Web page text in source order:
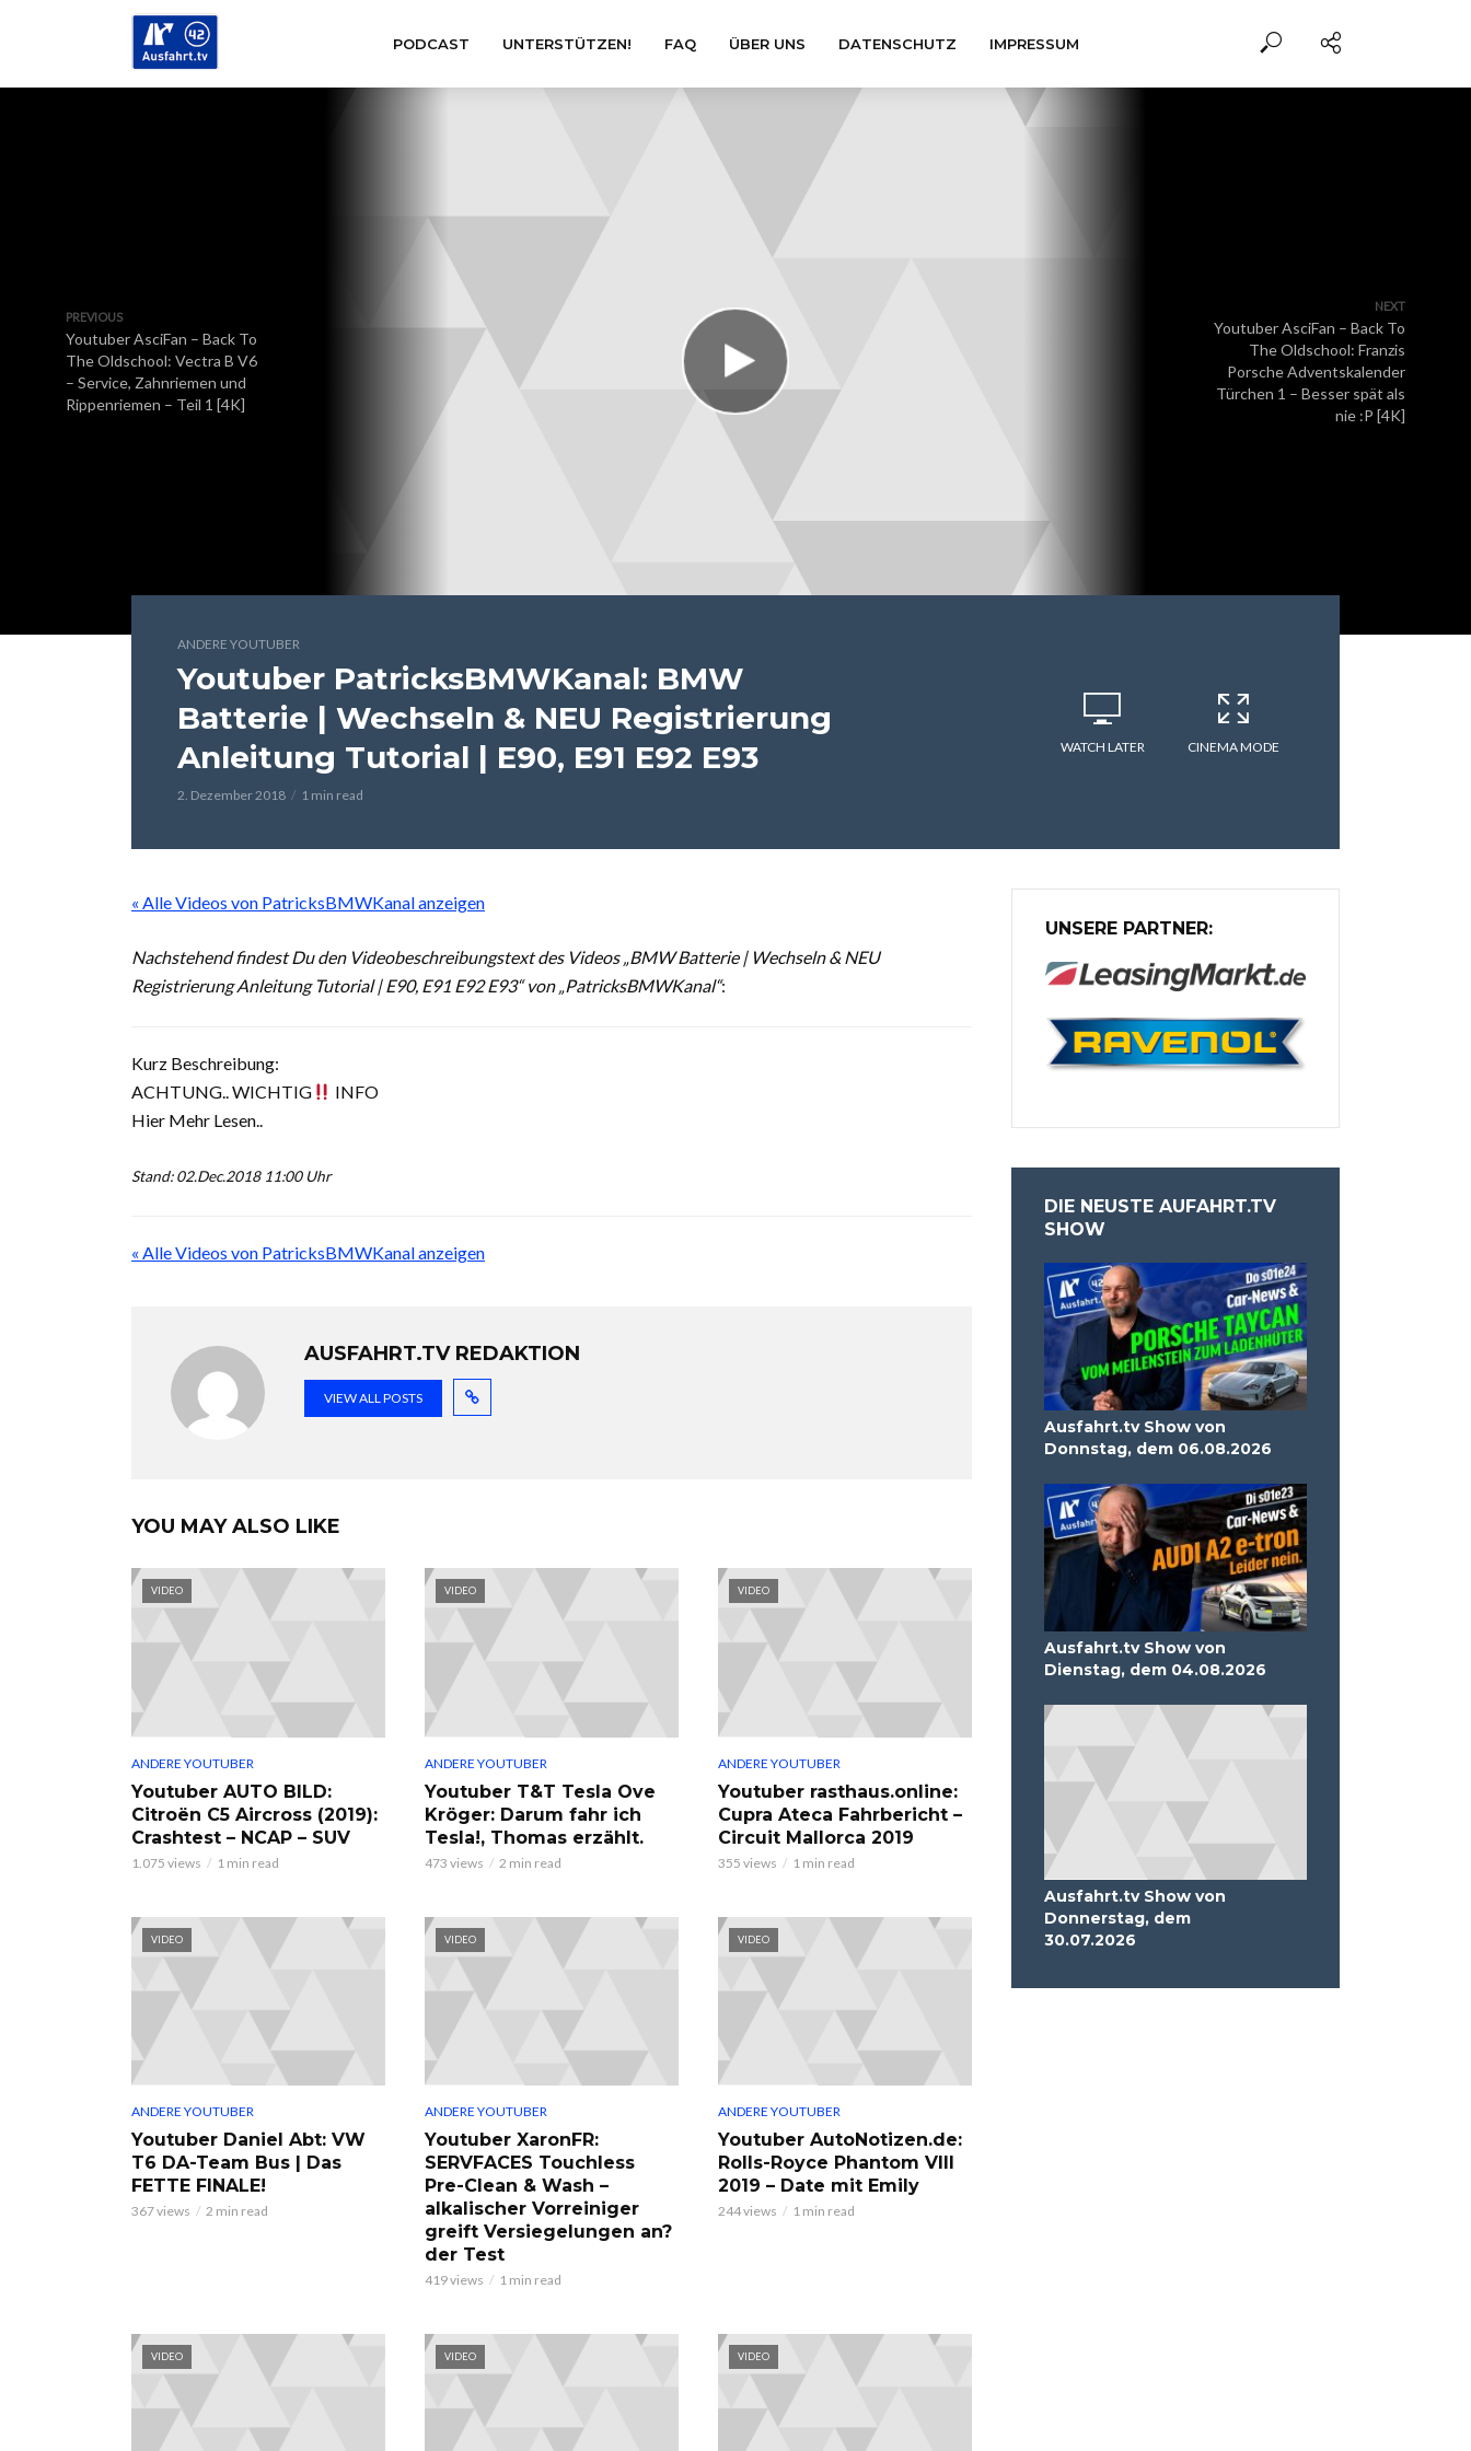
PODCAST UNTERSTÜTZEN! FAQ ÜBER UNS DATENSCHUTZ IMPRESSUM
PREVIOUS
Youtuber AsciFan – Back To
The Oldschool: Vectra B V6
– Service, Zahnriemen und
Rippenriemen – Teil 1 [4K]
NEXT
Youtuber AsciFan – Back To
The Oldschool: Franzis
Porsche Adventskalender
Türchen 1 – Besser spät als
nie :P [4K]
ANDERE YOUTUBER
Youtuber PatricksBMWKanal: BMW
Batterie | Wechseln & NEU Registrierung
Anleitung Tutorial | E90, E91 E92 E93
2. Dezember 2018 1 min read
WATCH LATER CINEMA MODE
« Alle Videos von PatricksBMWKanal anzeigen
Nachstehend findest Du den Videobeschreibungstext des Videos „BMW Batterie | Wechseln & NEU
Registrierung Anleitung Tutorial | E90, E91 E92 E93“ von „PatricksBMWKanal“:
Kurz Beschreibung:
ACHTUNG.. WICHTIG
INFO
Hier Mehr Lesen..
Stand: 02.Dec.2018 11:00 Uhr
« Alle Videos von PatricksBMWKanal anzeigen
AUSFAHRT.TV REDAKTION
VIEW ALL POSTS
YOU MAY ALSO LIKE
VIDEO
ANDERE YOUTUBER
Youtuber AUTO BILD:
Citroën C5 Aircross (2019):
Crashtest – NCAP – SUV
1.075 views 1 min read
VIDEO
ANDERE YOUTUBER
Youtuber T&T Tesla Ove
Kröger: Darum fahr ich
Tesla!, Thomas erzählt.
473 views 2 min read
VIDEO
ANDERE YOUTUBER
Youtuber rasthaus.online:
Cupra Ateca Fahrbericht –
Circuit Mallorca 2019
355 views 1 min read
VIDEO
ANDERE YOUTUBER
Youtuber Daniel Abt: VW
T6 DA-Team Bus | Das
FETTE FINALE!
367 views 2 min read
VIDEO
ANDERE YOUTUBER
Youtuber XaronFR:
SERVFACES Touchless
Pre-Clean & Wash –
alkalischer Vorreiniger
greift Versiegelungen an?
der Test
419 views 1 min read
VIDEO
ANDERE YOUTUBER
Youtuber AutoNotizen.de:
Rolls-Royce Phantom VIII
2019 – Date mit Emily
244 views 1 min read
VIDEO VIDEO VIDEO
UNSERE PARTNER:
DIE NEUSTE AUFAHRT.TV
SHOW
Ausfahrt.tv Show von
Donnstag, dem 06.08.2026
Ausfahrt.tv Show von
Dienstag, dem 04.08.2026
Ausfahrt.tv Show von
Donnerstag, dem
30.07.2026